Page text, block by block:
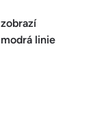
linie